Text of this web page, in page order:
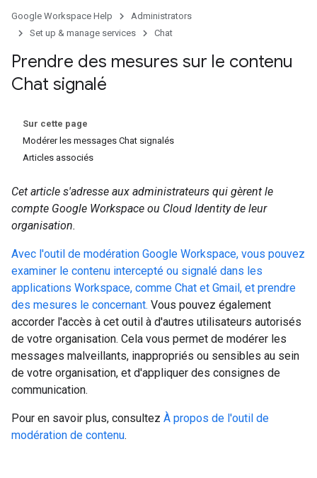
Google Workspace Help
Administrators
Set up & manage services
Chat
Prendre des mesures sur le contenu
Chat signalé
Sur cette page
Modérer les messages Chat signalés
Articles associés
Cet article s'adresse aux administrateurs qui gèrent le
compte Google Workspace ou Cloud Identity de leur
organisation.
Avec l'outil de modération Google Workspace, vous pouvez
examiner le contenu intercepté ou signalé dans les
applications Workspace, comme Chat et Gmail, et prendre
des mesures le concernant. Vous pouvez également
accorder l'accès à cet outil à d'autres utilisateurs autorisés
de votre organisation. Cela vous permet de modérer les
messages malveillants, inappropriés ou sensibles au sein
de votre organisation, et d'appliquer des consignes de
communication.
Pour en savoir plus, consultez À propos de l'outil de
modération de contenu.